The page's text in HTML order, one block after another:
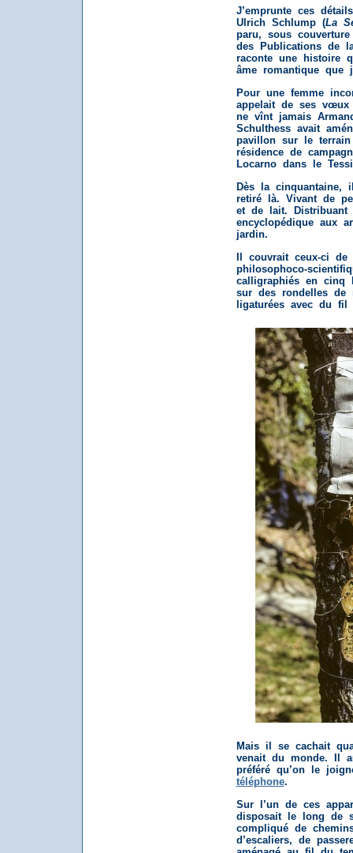
J’emprunte ces
Ulrich Schlump (La
paru, sous
des Publications de
raconte une histoire
âme romantique que
Pour une femme
appelait de ses
ne vînt jamais
Schulthess avait
pavillon sur le
résidence de
Locarno dans le
Dès la cinquantaine,
retiré là. Vivant de
et de lait. Distribuant
encyclopédique aux
jardin.
Il couvrait ceux-ci de
philosophoco-
calligraphiés en cinq
sur des rondelles de
ligaturées avec du fil
Mais il se cachait
venait du monde. Il
préféré qu’on le
téléphone.
Sur l’un de ces
disposait le long de
compliqué de
d’escaliers, de